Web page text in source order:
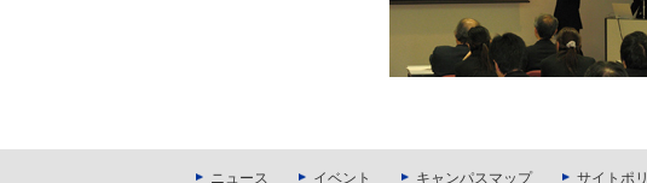
ニュース イベント キャンパスマップ サイトポ